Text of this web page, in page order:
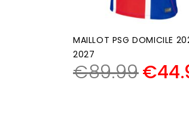
MAILLOT PSG DOMICILE
2027
€89.99€